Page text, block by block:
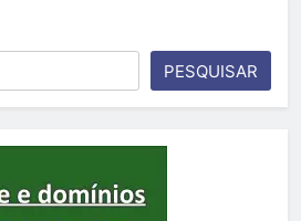
PESQUISAR